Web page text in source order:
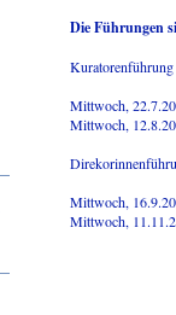
Die Führungen
Mittwoch,
Mittwoch,
Mittwoch,
Mittwoch,